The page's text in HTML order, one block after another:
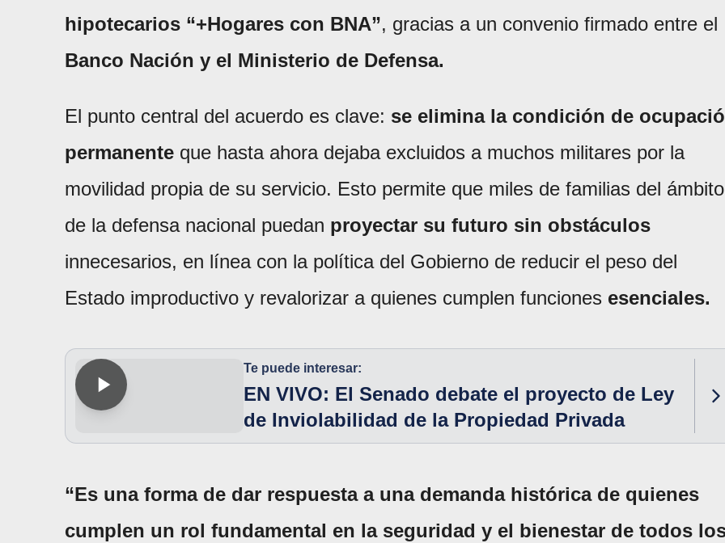
hipotecarios “+Hogares con BNA”, gracias a un convenio firmado entre el
Banco Nación y el Ministerio de Defensa.
El punto central del acuerdo es clave: se elimina la condición de
permanente que hasta ahora dejaba excluidos a muchos militares por la
movilidad propia de su servicio. Esto permite que miles de familias del ámbito
de la defensa nacional puedan proyectar su futuro sin obstáculos
innecesarios, en línea con la política del Gobierno de reducir el peso del
Estado improductivo y revalorizar a quienes cumplen funciones esenciales.
Te puede interesar:
EN VIVO: El Senado debate el proyecto de Ley
de Inviolabilidad de la Propiedad Privada
“Es una forma de dar respuesta a una demanda histórica de quienes
cumplen un rol fundamental en la seguridad y el bienestar de todos